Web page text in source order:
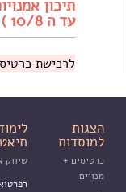
עד ה 10/8 ) מחיר מלא: 650 ש"ח
לרכישת
הצגות
למוסדות
כרטיסים +
מנויים
שיווק